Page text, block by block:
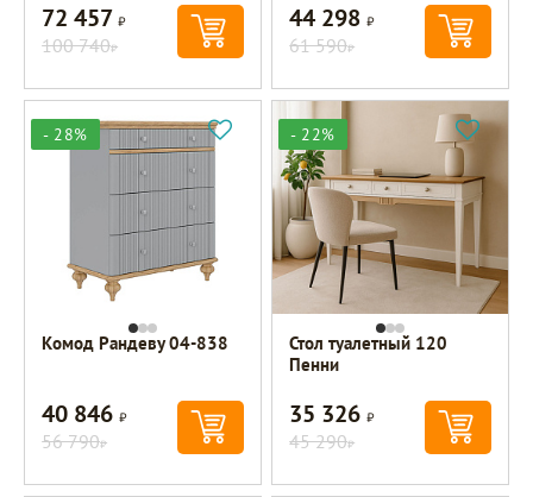
72 457Р
100 740Р
44 298Р
61 590Р
- 28%
Комод Рандеву 04-838
40 846Р
56 790Р
- 22%
Стол туалетный 120
Пенни
35 326Р
45 290Р